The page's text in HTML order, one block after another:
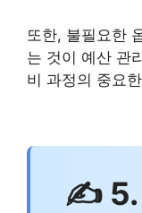
또한, 불필요한
는 것이 예산 관
비 과정의 중요
✍ 5.